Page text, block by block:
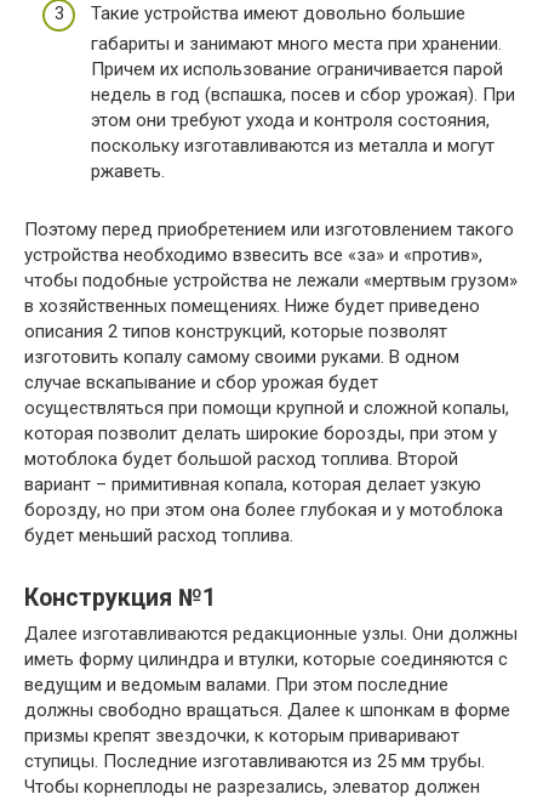
Такие устройства имеют довольно большие
габариты и занимают много места при хранении.
Причем их использование ограничивается парой
недель в год (вспашка, посев и сбор урожая). При
этом они требуют ухода и контроля состояния,
поскольку изготавливаются из металла и могут
ржаветь.
Поэтому перед приобретением или изготовлением такого
устройства необходимо взвесить все «за» и «против»,
чтобы подобные устройства не лежали «мертвым грузом»
в хозяйственных помещениях. Ниже будет приведено
описания 2 типов конструкций, которые позволят
изготовить копалу самому своими руками. В одном
случае вскапывание и сбор урожая будет
осуществляться при помощи крупной и сложной копалы,
которая позволит делать широкие борозды, при этом у
мотоблока будет большой расход топлива. Второй
вариант – примитивная копала, которая делает узкую
борозду, но при этом она более глубокая и у мотоблока
будет меньший расход топлива.
Конструкция №1
Далее изготавливаются редакционные узлы. Они должны
иметь форму цилиндра и втулки, которые соединяются с
ведущим и ведомым валами. При этом последние
должны свободно вращаться. Далее к шпонкам в форме
призмы крепят звездочки, к которым приваривают
ступицы. Последние изготавливаются из 25 мм трубы.
Чтобы корнеплоды не разрезались, элеватор должен